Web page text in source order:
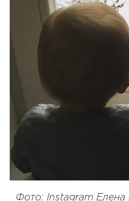
Фото: Instagram Елена